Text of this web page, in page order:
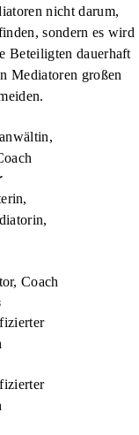
nicht darum,
sondern es wird
Beteiligten dauerhaft
Mediatoren großen
Coach